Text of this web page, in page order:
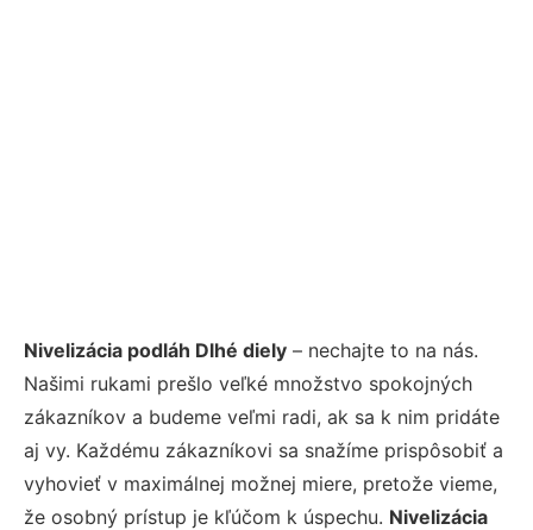
Nivelizácia podláh Dlhé diely – nechajte to na nás.
Našimi rukami prešlo veľké množstvo spokojných
zákazníkov a budeme veľmi radi, ak sa k nim pridáte
aj vy. Každému zákazníkovi sa snažíme prispôsobiť a
vyhovieť v maximálnej možnej miere, pretože vieme,
že osobný prístup je kľúčom k úspechu. Nivelizácia